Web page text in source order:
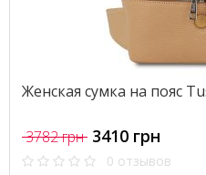
Женская сумка на пояс
3782 грн 3410 грн
0 отзывов